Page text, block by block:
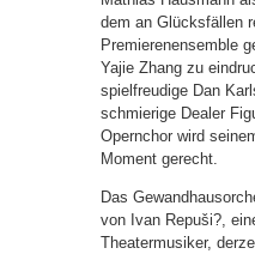
dem an Glücksfällen
Premierenensemble
Yajie Zhang zu
spielfreudige Dan
schmierige Dealer
Opernchor wird
Moment gerecht.
Das
von Ivan Repuši?,
Theatermusiker,